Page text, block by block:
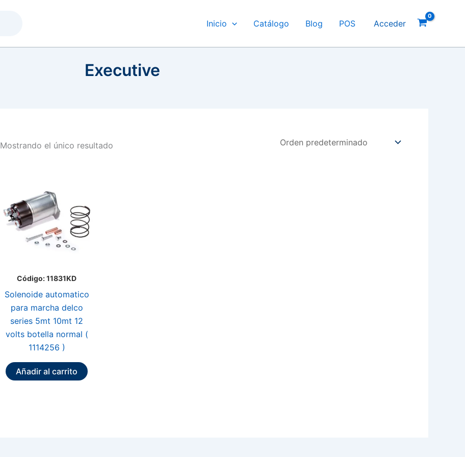
Inicio Catálogo Blog POS Acceder
Executive
Mostrando el único resultado
Código: 11831KD
Solenoide automatico
para marcha delco
series 5mt 10mt 12
volts botella normal (
1114256 )
Añadir al carrito